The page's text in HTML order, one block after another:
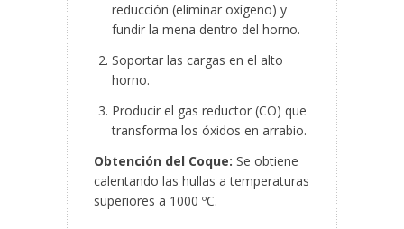
reducción (eliminar oxígeno) y
fundir la mena dentro del horno.
Soportar las cargas en el alto
horno.
Producir el gas reductor (CO) que
transforma los óxidos en arrabio.
Obtención del Coque: Se obtiene
calentando las hullas a temperaturas
superiores a 1000 ºC.